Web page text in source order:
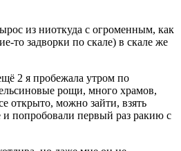
из ниоткуда с огроменным, как
то задворки по скале) в скале же
2 я пробежала утром по
рощи, много храмов,
открыто, можно зайти, взять
попробовали первый раз ракию с